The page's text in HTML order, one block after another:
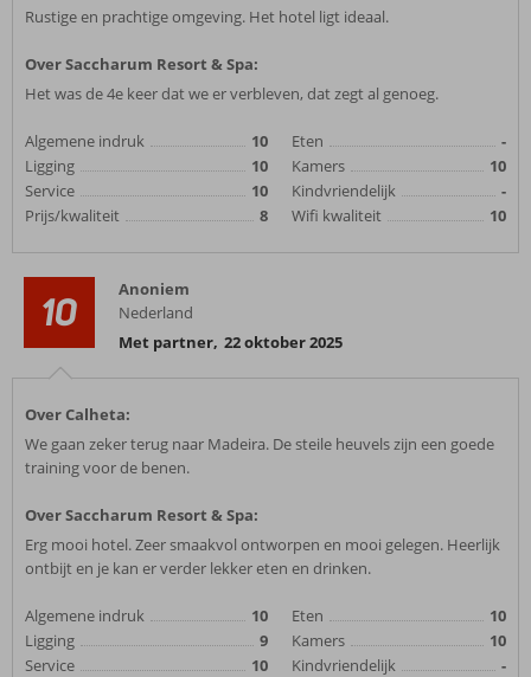
Rustige en prachtige omgeving. Het hotel ligt ideaal.
Over Saccharum Resort & Spa:
Het was de 4e keer dat we er verbleven, dat zegt al genoeg.
Algemene indruk
10
Ligging
10
Service
10
Prijs/kwaliteit
8
Eten
-
Kamers
10
Kindvriendelijk
-
Wifi kwaliteit
10
10
Anoniem
Nederland
Met partner, 22 oktober 2025
Over Calheta:
We gaan zeker terug naar Madeira. De steile heuvels zijn een goede
training voor de benen.
Over Saccharum Resort & Spa:
Erg mooi hotel. Zeer smaakvol ontworpen en mooi gelegen. Heerlijk
ontbijt en je kan er verder lekker eten en drinken.
Algemene indruk
10
Ligging
9
Service
10
Eten
10
Kamers
10
Kindvriendelijk
-